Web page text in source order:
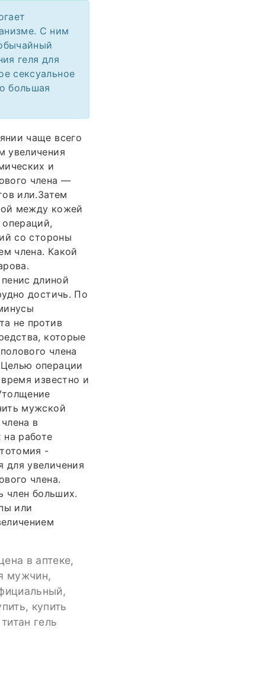
С ним
геля для
сексуальное
большая
чаще всего
увеличения
и
члена —
или.Затем
между кожей
со стороны
члена. Какой
длиной
достичь. По
не против
которые
члена
операции
известно и
мужской
в
работе
-
для увеличения
члена.
член больших.
или
в аптеке,
мужчин,
купить
гель